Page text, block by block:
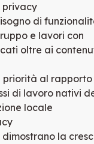
privacy
di
e lavori con
oltre ai
priorità al rapporto
di lavoro nativi
locale
la